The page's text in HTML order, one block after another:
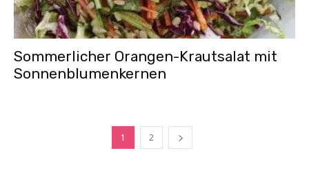
Sommerlicher Orangen-Krautsalat mit
Sonnenblumenkernen
1 2